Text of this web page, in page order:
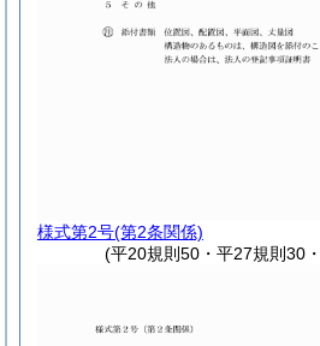
様式第2号(第2条関係)
(平20規則50・平27規則30